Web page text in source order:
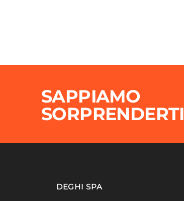
SAPPIAMO
SORPRENDERTI
DEGHI SPA